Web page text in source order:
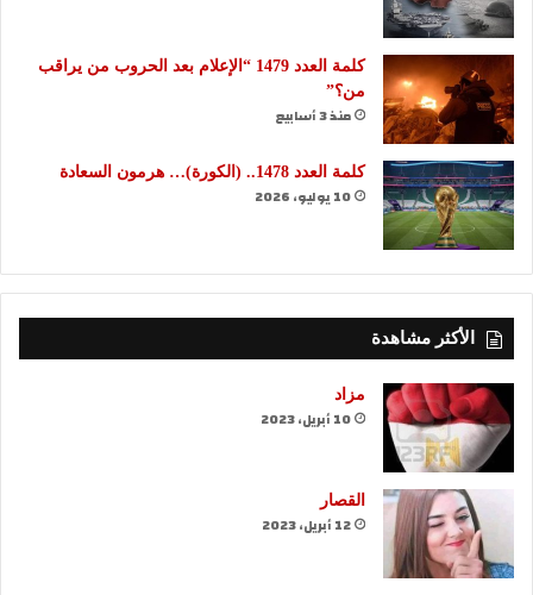
كلمة العدد 1479 “الإعلام بعد الحروب من يراقب
من؟”
منذ 3 أسابيع
كلمة العدد 1478.. (الكورة)… هرمون السعادة
10 يوليو، 2026
الأكثر مشاهدة
مزاد
10 أبريل، 2023
القصار
12 أبريل، 2023